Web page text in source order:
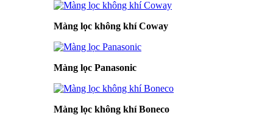
Màng lọc không khí Coway
Màng lọc Panasonic
Màng lọc không khí Boneco